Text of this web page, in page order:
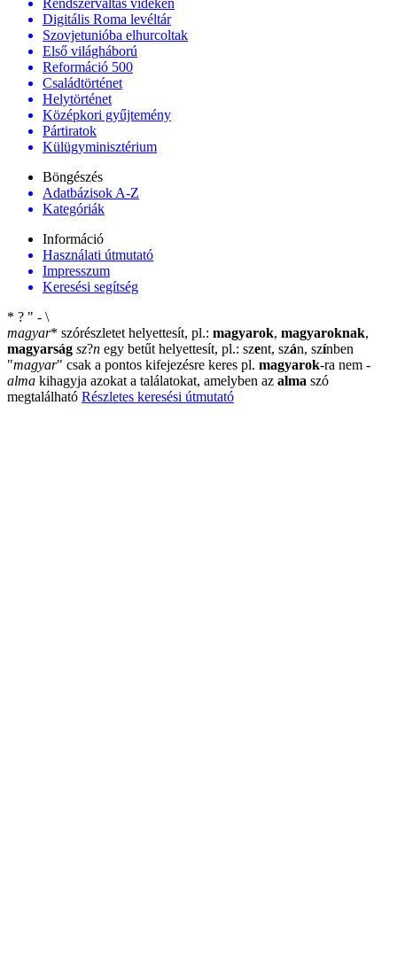
Digitális Roma levéltár
Szovjetunióba elhurcoltak
Első világháború
Reformáció 500
Családtörténet
Helytörténet
Középkori gyűjtemény
Pártiratok
Külügyminisztérium
Böngészés
Adatbázisok A-Z
Kategóriák
Információ
Használati útmutató
Impresszum
Keresési segítség
* ? " - \
magyar* szórészletet helyettesít, pl.: magyarok, magyaroknak,
magyarság sz?n egy betűt helyettesít, pl.: szent, szán, színben
"magyar" csak a pontos kifejezésre keres pl. magyarok-ra nem -
alma kihagyja azokat a találatokat, amelyben az alma szó
megtalálható Részletes keresési útmutató